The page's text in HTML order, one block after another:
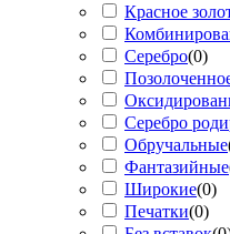
Красное
Серебро(0)
Серебро
Обручальные
Фантазийные
Широкие(0)
Печатки(0)